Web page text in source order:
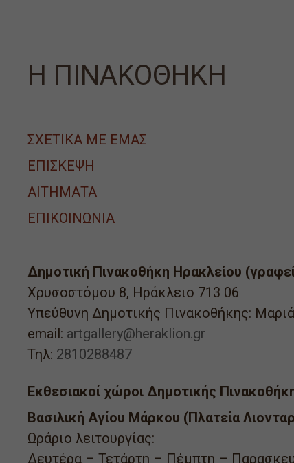
Η ΠΙΝΑΚΟΘΗΚΗ
ΣΧΕΤΙΚΑ ΜΕ ΕΜΑΣ
ΕΠΙΣΚΕΨΗ
ΑΙΤΉΜΑΤΑ
ΕΠΙΚΟΙΝΩΝΙΑ
Δημοτική Πινακοθήκη Ηρακλείου
Χρυσοστόμου 8, Ηράκλειο 713 06
Υπεύθυνη Δημοτικής Πινακοθήκης:
email: artgallery@heraklion.gr
Τηλ: 2810288487
Εκθεσιακοί χώροι Δημοτικής
Βασιλική Αγίου Μάρκου (Πλατεία
Ωράριο λειτουργίας:
Δευτέρα – Τετάρτη – Πέμπτη –